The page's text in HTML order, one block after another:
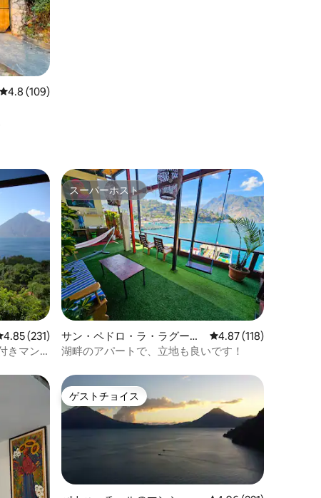
レビュー109件、5つ星中4.8つ星の平均評価
4.8 (109)
ビュー231件、5つ星中4.85つ星の平均評価
4.85 (231)
きマン
スーパーホスト
スーパーホスト
サン・ペドロ・ラ・ラグーナ
のマンション・アパート
レビュー118件、5つ
4.87 (118)
湖畔のアパートで、立地も良いです！
ゲストチョイス
ゲストチョイス